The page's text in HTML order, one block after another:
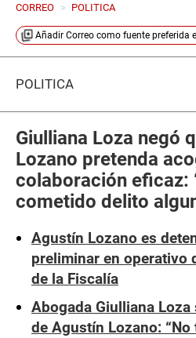
CORREO > POLITICA
Añadir Correo como fuente preferida
POLÍTICA
Giulliana Loza negó
Lozano pretenda
colaboración eficaz:
cometido delito
Agustín Lozano es
preliminar en operativo
de la Fiscalía
Abogada Giulliana
de Agustín Lozano: